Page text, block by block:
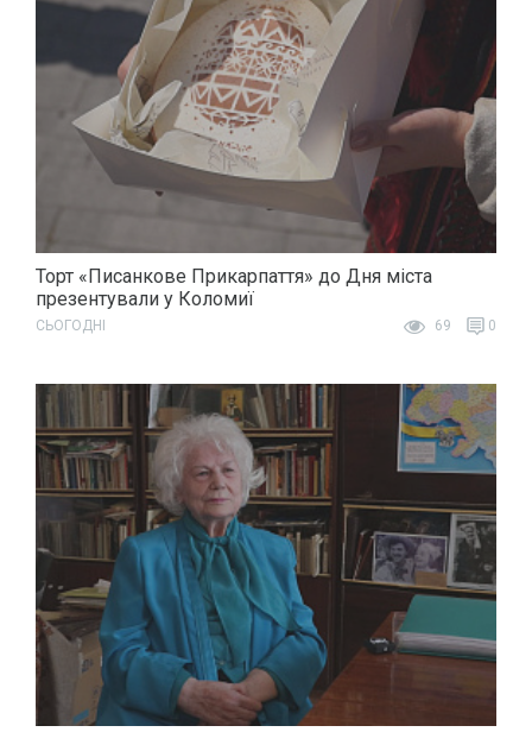
Торт «Писанкове Прикарпаття» до Дня міста
презентували у Коломиї
СЬОГОДНІ 69 0